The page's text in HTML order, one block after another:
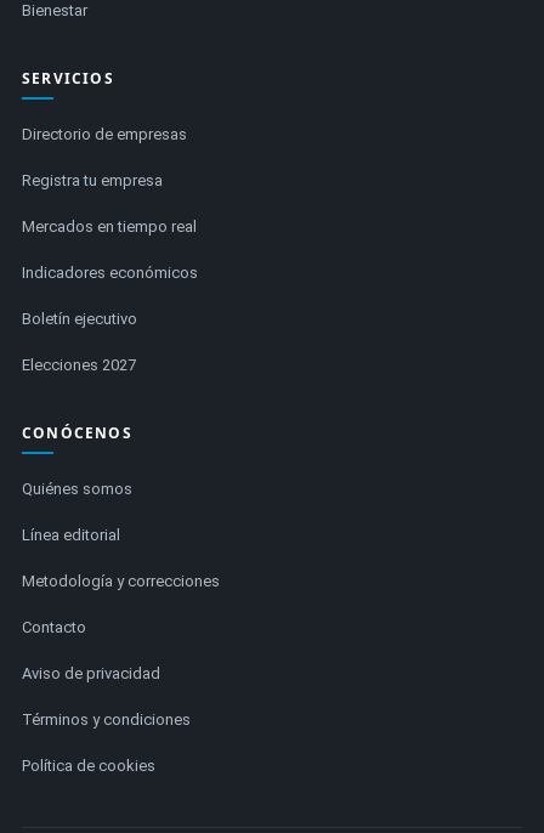
Bienestar
SERVICIOS
Directorio de empresas
Registra tu empresa
Mercados en tiempo real
Indicadores económicos
Boletín ejecutivo
Elecciones 2027
CONÓCENOS
Quiénes somos
Línea editorial
Metodología y correcciones
Contacto
Aviso de privacidad
Términos y condiciones
Política de cookies